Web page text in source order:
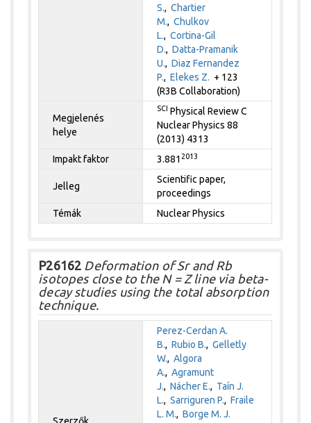
S.,Chartier
M.,Chulkov
L.,Cortina-Gil
D.,Datta-Pramanik
U.,Diaz Fernandez
P.,Elekes Z. + 123
(R3B Collaboration)
Megjelenés
helye
SCI Physical Review C
Nuclear Physics 88
(2013) 4313
Impakt faktor
3.881 2013
Jelleg
Scientific paper,
proceedings
Témák
Nuclear Physics
P26162 Deformation of Sr and Rb
isotopes close to the N = Z line via beta-
decay studies using the total absorption
technique.
Perez-Cerdan A.
B.,Rubio B.,Gelletly
W.,Algora
A.,Agramunt
J.,Nácher E., Taín J.
L.,Sarriguren P.,Fraile
L. M.,Borge M. J.